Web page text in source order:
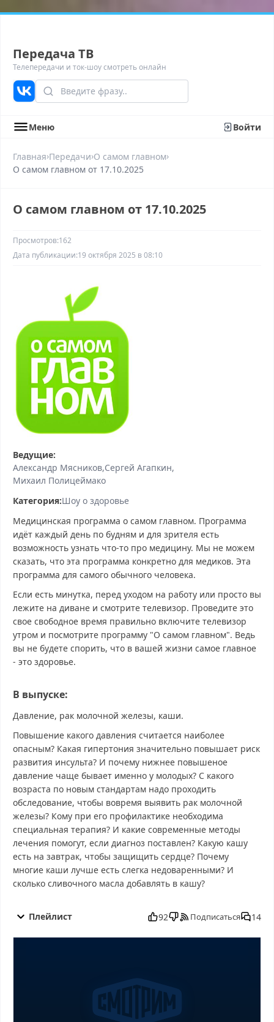
Передача ТВ
Телепередачи и ток-шоу смотреть онлайн
Меню Войти
Главная›Передачи›О самом главном›
О самом главном от 17.10.2025
О самом главном от 17.10.2025
Просмотров:162
Дата публикации:19 октября 2025 в 08:10
Ведущие:
Александр Мясников Сергей Агапкин
Михаил Полицеймако
Категория:Шоу о здоровье
Медицинская программа о самом главном. Программа
идёт каждый день по будням и для зрителя есть
возможность узнать что-то про медицину. Мы не можем
сказать, что эта программа конкретно для медиков. Эта
программа для самого обычного человека.
Если есть минутка, перед уходом на работу или просто вы
лежите на диване и смотрите телевизор. Проведите это
свое свободное время правильно включите телевизор
утром и посмотрите программу "О самом главном". Ведь
вы не будете спорить, что в вашей жизни самое главное
- это здоровье.
В выпуске:
Давление, рак молочной железы, каши.
Повышение какого давления считается наиболее
опасным? Какая гипертония значительно повышает риск
развития инсульта? И почему нижнее повышеное
давление чаще бывает именно у молодых? С какого
возраста по новым стандартам надо проходить
обследование, чтобы вовремя выявить рак молочной
железы? Кому при его профилактике необходима
специальная терапия? И какие современные методы
лечения помогут, если диагноз поставлен? Какую кашу
есть на завтрак, чтобы защищить сердце? Почему
многие каши лучше есть слегка недоваренными? И
сколько сливочного масла добавлять в кашу?
О самом главном от 17.10.2025 смотреть онлайн, О самом
главном от 17.10.2025 последний выпуск, О самом главном от
главном от 17.10.2025 прямо сейчас, О самом главном от
17.10.2025 телепередача, прямой эфир О самом главном от
17.10.2025 онлайн бесплатно, программа О самом главном от
17.10.2025, смотреть О самом главном от 17.10.2025 онлайн,
Плейлист 92 Подписаться 14